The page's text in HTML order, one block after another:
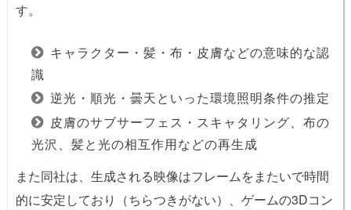
す。
キャラクター・髪・布・皮膚などの意味的な認
識
逆光・順光・曇天といった環境照明条件の推定
皮膚のサブサーフェス・スキャタリング、布の
光沢、髪と光の相互作用などの再生成
また同社は、生成される映像はフレームをまたいで時間
的に安定しており（ちらつきがない）、ゲームの3Dコン